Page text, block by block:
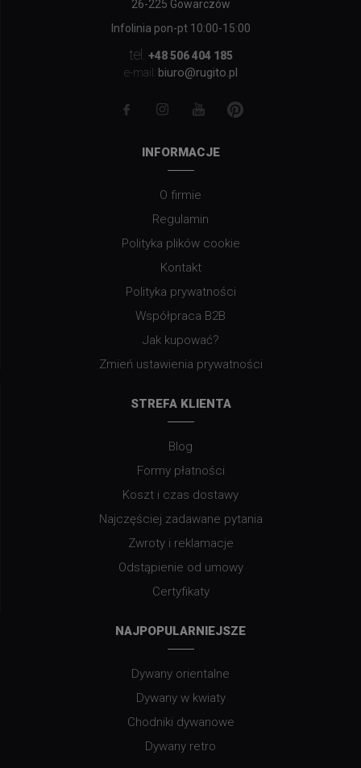
26-225 Gowarczów
Infolinia pon-pt 10:00-15:00
tel. +48 506 404 185
e-mail: biuro@rugito.pl
INFORMACJE
O firmie
Regulamin
Polityka plików cookie
Kontakt
Polityka prywatności
Współpraca B2B
Jak kupować?
Zmień ustawienia prywatności
STREFA KLIENTA
Blog
Formy płatności
Koszt i czas dostawy
Najczęściej zadawane pytania
Zwroty i reklamacje
Odstąpienie od umowy
Certyfikaty
NAJPOPULARNIEJSZE
Dywany orientalne
Dywany w kwiaty
Chodniki dywanowe
Dywany retro